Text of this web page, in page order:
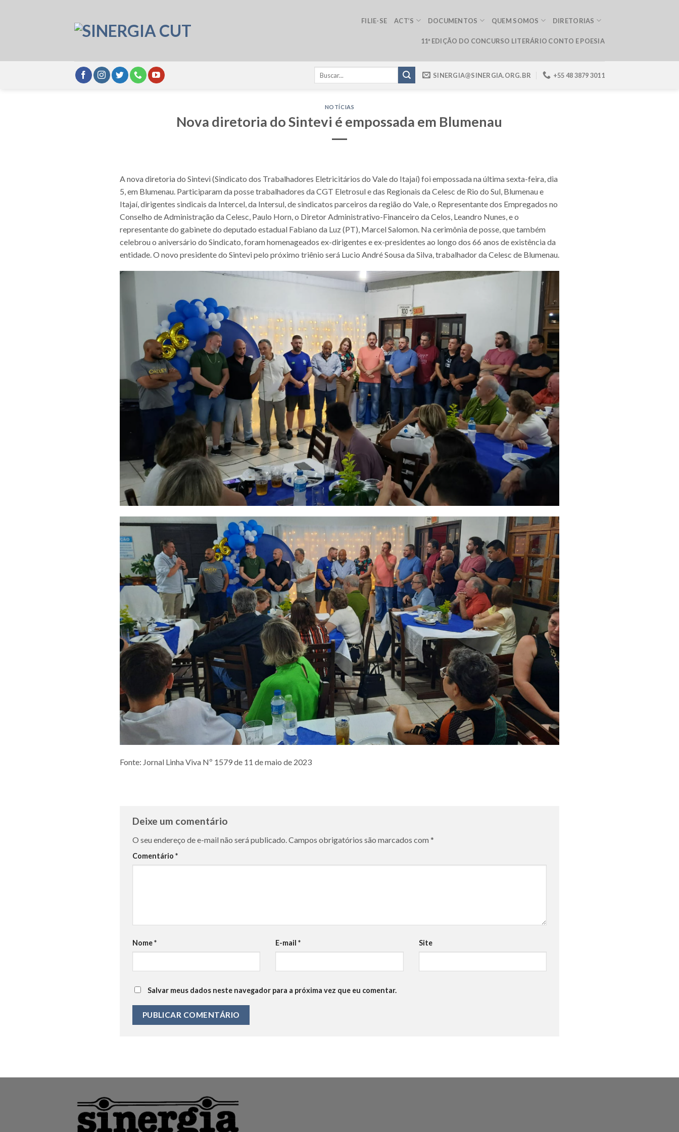
FILIE-SE ACT’S DOCUMENTOS QUEM SOMOS DIRETORIAS
11ª EDIÇÃO DO CONCURSO LITERÁRIO CONTO E POESIA
SINERGIA@SINERGIA.ORG.BR +55 48 3879 3011
NOTÍCIAS
Nova diretoria do Sintevi é empossada em Blumenau
A nova diretoria do Sintevi (Sindicato dos Trabalhadores Eletricitários do Vale do Itajaí) foi empossada na última sexta-feira, dia
5, em Blumenau. Participaram da posse trabalhadores da CGT Eletrosul e das Regionais da Celesc de Rio do Sul, Blumenau e
Itajaí, dirigentes sindicais da Intercel, da Intersul, de sindicatos parceiros da região do Vale, o Representante dos Empregados no
Conselho de Administração da Celesc, Paulo Horn, o Diretor Administrativo-Financeiro da Celos, Leandro Nunes, e o
representante do gabinete do deputado estadual Fabiano da Luz (PT), Marcel Salomon. Na cerimônia de posse, que também
celebrou o aniversário do Sindicato, foram homenageados ex-dirigentes e ex-presidentes ao longo dos 66 anos de existência da
entidade. O novo presidente do Sintevi pelo próximo triênio será Lucio André Sousa da Silva, trabalhador da Celesc de Blumenau.
Fonte: Jornal Linha Viva Nº 1579 de 11 de maio de 2023
Deixe um comentário
O seu endereço de e-mail não será publicado.Campos obrigatórios são marcados com *
Comentário *
Nome* E-mail* Site
Salvar meus dados neste navegador para a próxima vez que eu comentar.